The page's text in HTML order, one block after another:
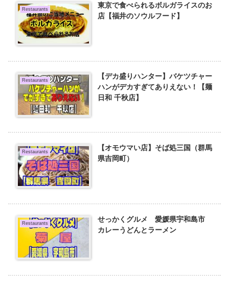
Restaurants
東京で食べられるボルガライスのお
店【福井のソウルフード】
Restaurants
【デカ盛りハンター】バケツチャー
ハンがデカすぎてありえない！【麺
日和 千秋店】
Restaurants
【オモウマい店】そば処三国（群馬
県吉岡町）
Restaurants
せっかくグルメ 愛媛県宇和島市
カレーうどんとラーメン